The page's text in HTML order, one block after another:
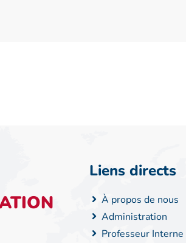
Liens directs
À propos de nous
Administration
Professeur Interne